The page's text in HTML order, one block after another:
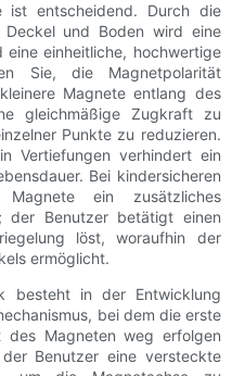
ist entscheidend. Durch die
und Boden wird eine
einheitliche, hochwertige
Sie, die Magnetpolarität
Magnete entlang des
gleichmäßige Zugkraft zu
Punkte zu reduzieren.
Vertiefungen verhindert ein
Bei kindersicheren
ein zusätzliches
der Benutzer betätigt einen
löst, woraufhin der
ermöglicht.
besteht in der Entwicklung
bei dem die erste
des Magneten weg erfolgen
Benutzer eine versteckte